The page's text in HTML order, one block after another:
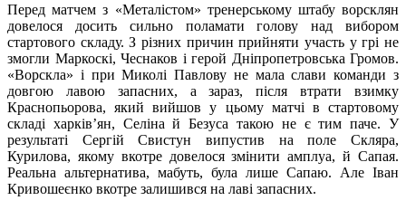
Перед матчем з «Металістом» тренерському штабу ворсклян
довелося досить сильно поламати голову над вибором
стартового складу. З різних причин прийняти участь у грі не
змогли Маркоскі, Чеснаков і герой Дніпропетровська Громов.
«Ворскла» і при Миколі Павлову не мала слави команди з
довгою лавою запасних, а зараз, після втрати взимку
Краснопьорова, який вийшов у цьому матчі в стартовому
складі харків’ян, Селіна й Безуса такою не є тим паче. У
результаті Сергій Свистун випустив на поле Скляра,
Курилова, якому вкотре довелося змінити амплуа, й Сапая.
Реальна альтернатива, мабуть, була лише Сапаю. Але Іван
Кривошеєнко вкотре залишився на лаві запасних.